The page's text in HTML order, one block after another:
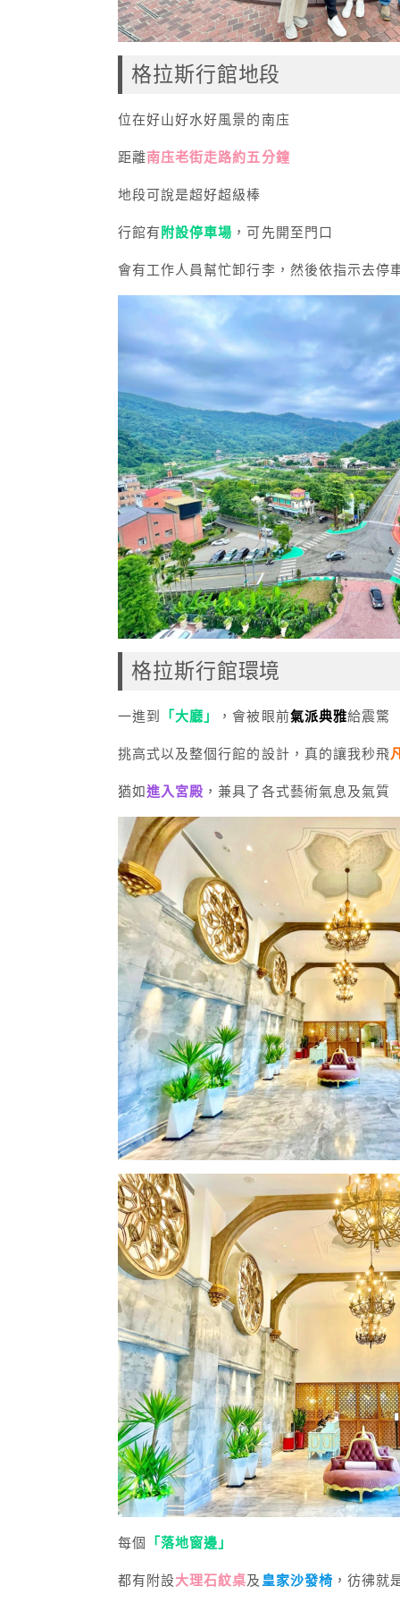
格拉斯行館地段
位在好山好水好風景的南庒
距離南庒老街走路約五分鐘
地段可說是超好超級棒
行館有 附設停車場 ，可先開至門口
會有工作人員幫忙卸行李，然後依指示去停
格拉斯行館環境
一進到 「大廳」 ，會被眼前氣派典雅給震驚
挑高式以及整個行館的設計，真的讓我秒飛
猶如進入宮殿 ，兼具了各式藝術氣息及氣質
每個 「落地窗邊」
都有附設大理石紋桌及 皇家沙發椅 ，彷彿就